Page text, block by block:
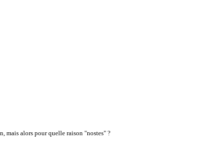
mais alors pour quelle raison "nostes" ?